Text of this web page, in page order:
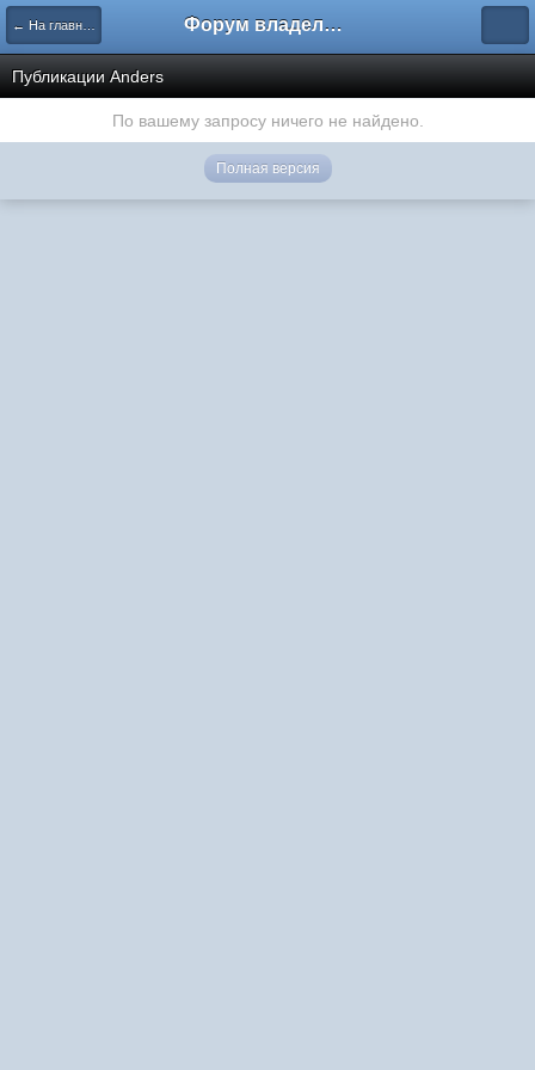
← На главную Форум владельцев интернет-магазинов
Публикации Anders
По вашему запросу ничего не найдено.
Полная версия